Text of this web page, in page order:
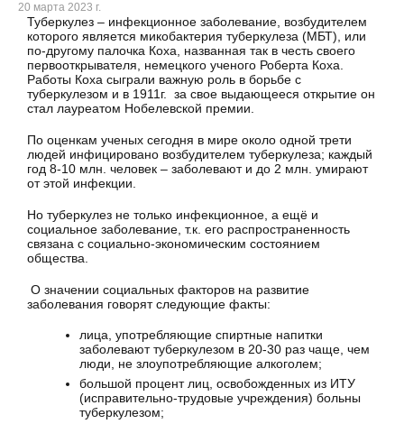
20 марта 2023 г.
Туберкулез – инфекционное заболевание, возбудителем
которого является микобактерия туберкулеза (МБТ), или
по-другому палочка Коха, названная так в честь своего
первооткрывателя, немецкого ученого Роберта Коха.
Работы Коха сыграли важную роль в борьбе с
туберкулезом и в 1911г. за свое выдающееся открытие он
стал лауреатом Нобелевской премии.
По оценкам ученых сегодня в мире около одной трети
людей инфицировано возбудителем туберкулеза; каждый
год 8-10 млн. человек – заболевают и до 2 млн. умирают
от этой инфекции.
Но туберкулез не только инфекционное, а ещё и
социальное заболевание, т.к. его распространенность
связана с социально-экономическим состоянием
общества.
О значении социальных факторов на развитие
заболевания говорят следующие факты:
лица, употребляющие спиртные напитки
заболевают туберкулезом в 20-30 раз чаще, чем
люди, не злоупотребляющие алкоголем;
большой процент лиц, освобожденных из ИТУ
(исправительно-трудовые учреждения) больны
туберкулезом;